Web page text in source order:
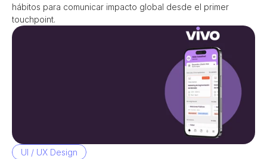
hábitos para comunicar impacto global desde el primer
touchpoint.
UI / UX Design